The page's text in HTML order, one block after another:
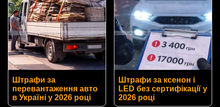
Штрафи за
перевантаження авто
в Україні у 2026 році
Штрафи за ксенон і
LED без сертифікації у
2026 році